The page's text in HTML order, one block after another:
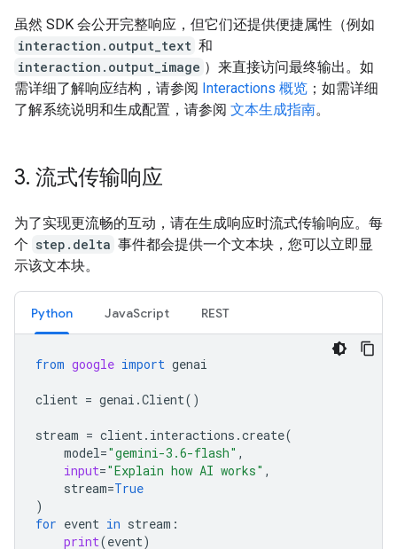
虽然 SDK 会公开完整响应，但它们还提供便捷属性（例如
interaction.output_text 和
interaction.output_image ）来直接访问最终输出。如
需详细了解响应结构，请参阅 Interactions 概览 ；如需详细
了解系统说明和生成配置，请参阅 文本生成指南。
3. 流式传输响应
为了实现更流畅的互动，请在生成响应时流式传输响应。每
个 step.delta 事件都会提供一个文本块，您可以立即显
示该文本块。
Python JavaScript REST
from google import genai
client = genai .Client()
stream = client. interactions .create(
model="gemini-3.6-flash" ,
input="Explain how AI works" ,
stream=True
)
for event in stream :
print(event)